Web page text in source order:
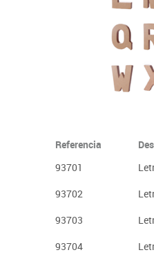
Referencia
93701
93702
93703
93704